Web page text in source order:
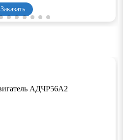
Заказать